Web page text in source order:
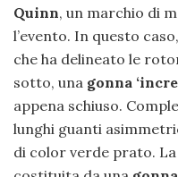
Quinn, un marchio di
l’evento. In questo
che ha delineato le
sotto, una gonna
appena schiuso.
lunghi guanti
di color verde prato.